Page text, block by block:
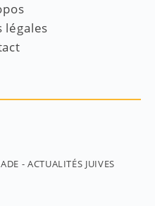
légales
- ACTUALITÉS JUIVES